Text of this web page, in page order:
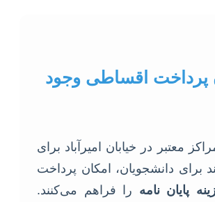
پرداخت اقساطی وجود
معتبر در خیابان امیرآباد برای
برای دانشجویان، امکان پرداخت
پایان نامه را فراهم می‌کنند.